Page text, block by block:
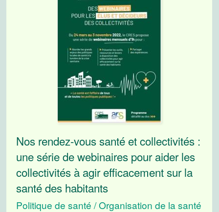
Nos rendez-vous santé et collectivités :
une série de webinaires pour aider les
collectivités à agir efficacement sur la
santé des habitants
Politique de santé / Organisation de la santé